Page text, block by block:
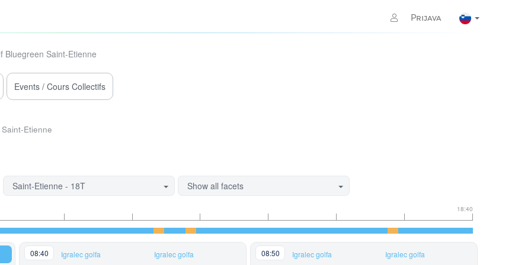
Prijava
Bluegreen Saint-Etienne
Events / Cours Collectifs
Saint-Etienne
Saint-Etienne - 18T
Show all facets
18:40
08:40 Igralec golfa Igralec golfa 08:50 Igralec golfa Igralec golfa